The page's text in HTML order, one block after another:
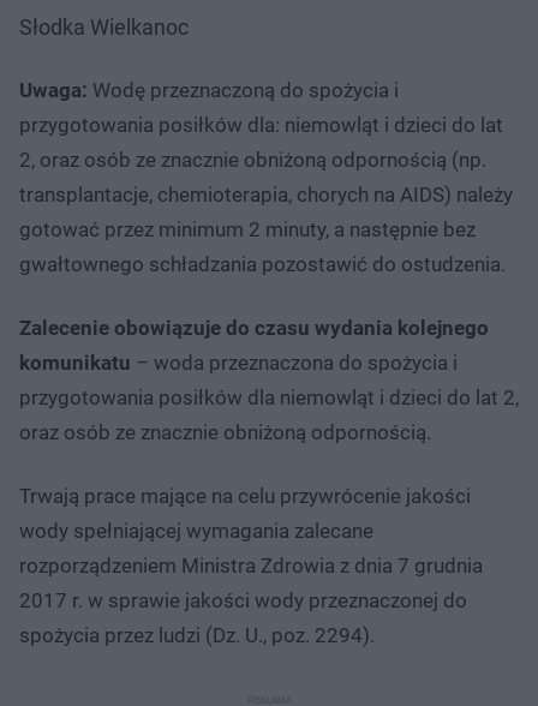
Słodka Wielkanoc
Uwaga: Wodę przeznaczoną do spożycia i
przygotowania posiłków dla: niemowląt i dzieci do lat
2, oraz osób ze znacznie obniżoną odpornością (np.
transplantacje, chemioterapia, chorych na AIDS) należy
gotować przez minimum 2 minuty, a następnie bez
gwałtownego schładzania pozostawić do ostudzenia.
Zalecenie obowiązuje do czasu wydania kolejnego
komunikatu – woda przeznaczona do spożycia i
przygotowania posiłków dla niemowląt i dzieci do lat 2,
oraz osób ze znacznie obniżoną odpornością.
Trwają prace mające na celu przywrócenie jakości
wody spełniającej wymagania zalecane
rozporządzeniem Ministra Zdrowia z dnia 7 grudnia
2017 r. w sprawie jakości wody przeznaczonej do
spożycia przez ludzi (Dz. U., poz. 2294).